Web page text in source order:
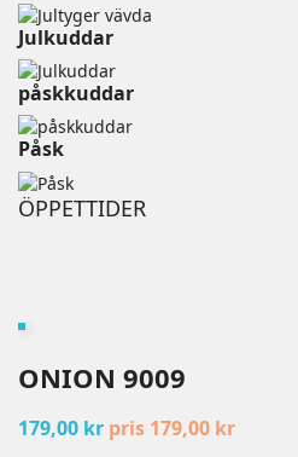
Julkuddar
påskkuddar
Påsk
ÖPPETTIDER
ONION 9009
179,00 kr pris 179,00 kr